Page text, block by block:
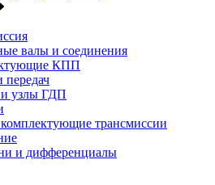
валы и соединения
КПП
передач
узлы ГДП
трансмиссии
и дифференциалы